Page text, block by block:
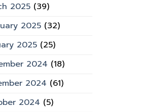
2025(39)
2025(32)
2025(25)
2024 (18)
2024 (61)
2024 (5)